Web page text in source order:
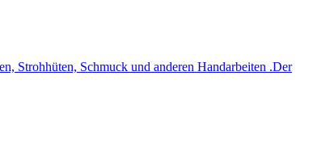
Strohhüten, Schmuck und anderen Handarbeiten .Der